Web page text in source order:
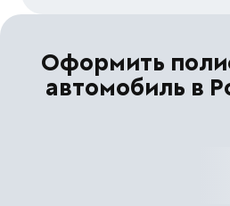
Оформить
автомобиль в